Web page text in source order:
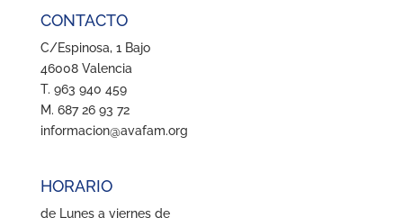
CONTACTO
C/Espinosa, 1 Bajo
46008 Valencia
T. 963 940 459
M. 687 26 93 72
informacion@avafam.org
HORARIO
de Lunes a viernes de